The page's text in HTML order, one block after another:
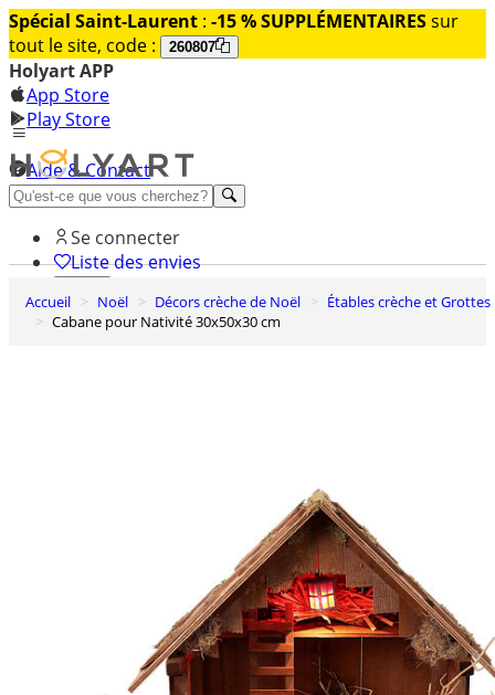
Spécial Saint-Laurent : -15 % SUPPLÉMENTAIRESsur
tout le site, code :
260807
Holyart APP
App Store
Play Store
Aide & Contact
Découvrez Premium
Se connecter
Liste des envies
0
Panier
Accueil Noël Décors crèche de Noël
Étables crèche et Grottes
Cabane pour Nativité 30x50x30 cm